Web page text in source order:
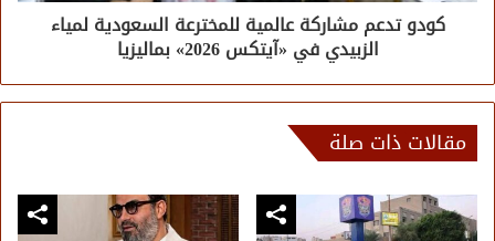
كودو تدعم مشاركة عالمية للمخترعة السعودية لمياء
الزبيدي في «آيتكس 2026» بماليزيا
مقالات ذات صلة